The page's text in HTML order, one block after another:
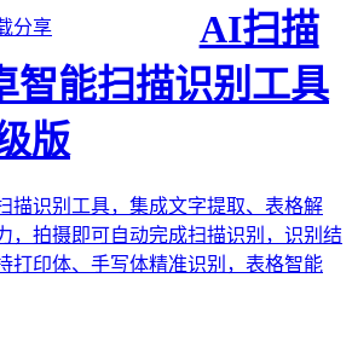
分享
AI扫描
智能扫描识别工具
版
描识别工具，集成文字提取、表格解
，拍摄即可自动完成扫描识别，识别结
打印体、手写体精准识别，表格智能